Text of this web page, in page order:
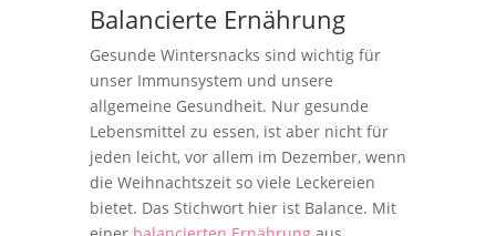
Balancierte Ernährung
Gesunde Wintersnacks sind wichtig für
unser Immunsystem und unsere
allgemeine Gesundheit. Nur gesunde
Lebensmittel zu essen, ist aber nicht für
jeden leicht, vor allem im Dezember, wenn
die Weihnachtszeit so viele Leckereien
bietet. Das Stichwort hier ist Balance. Mit